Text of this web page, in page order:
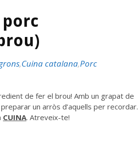
,Cuina catalana,Porc
de fer el brou! Amb un grapat de
un arròs d’aquells per recordar.
CUINA. Atreveix-te!